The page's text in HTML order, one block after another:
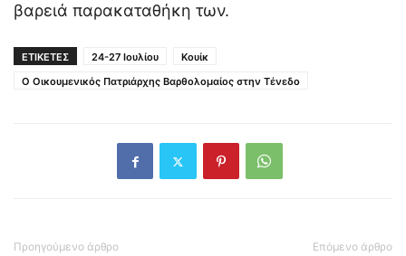
βαρειά παρακαταθήκη των.
ΕΤΙΚΕΤΕΣ 24-27 Ιουλίου
Κουίκ
Ο Οικουμενικός Πατριάρχης Βαρθολομαίος στην Τένεδο
Προηγούμενο άρθρο Επόμενο άρθρο